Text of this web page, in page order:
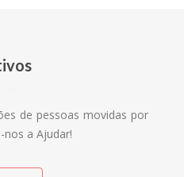
de pessoas movidas por
a Ajudar!